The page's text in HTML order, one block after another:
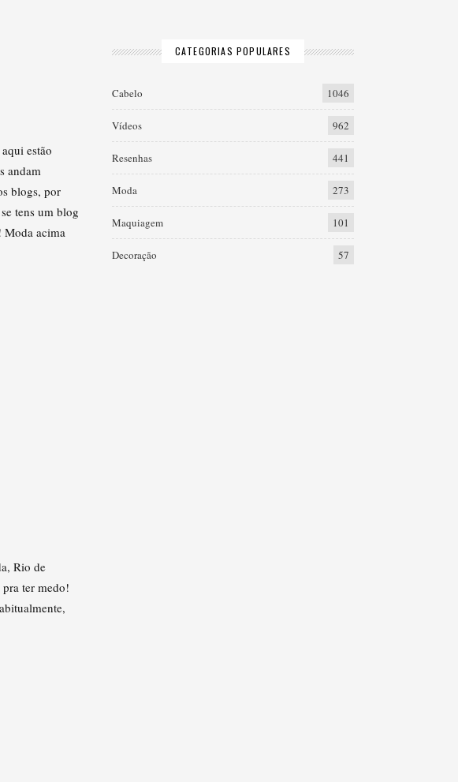
estão
andam
blogs, por
tens um blog
Moda acima
Rio de
ter medo!
CATEGORIAS POPULARES
Cabelo 1046
Vídeos 962
Resenhas 441
Moda 273
Maquiagem 101
Decoração 57